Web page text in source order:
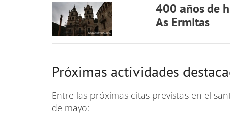
400 años de
As Ermitas
Próximas actividades
Entre las próximas citas previstas en el
de mayo: